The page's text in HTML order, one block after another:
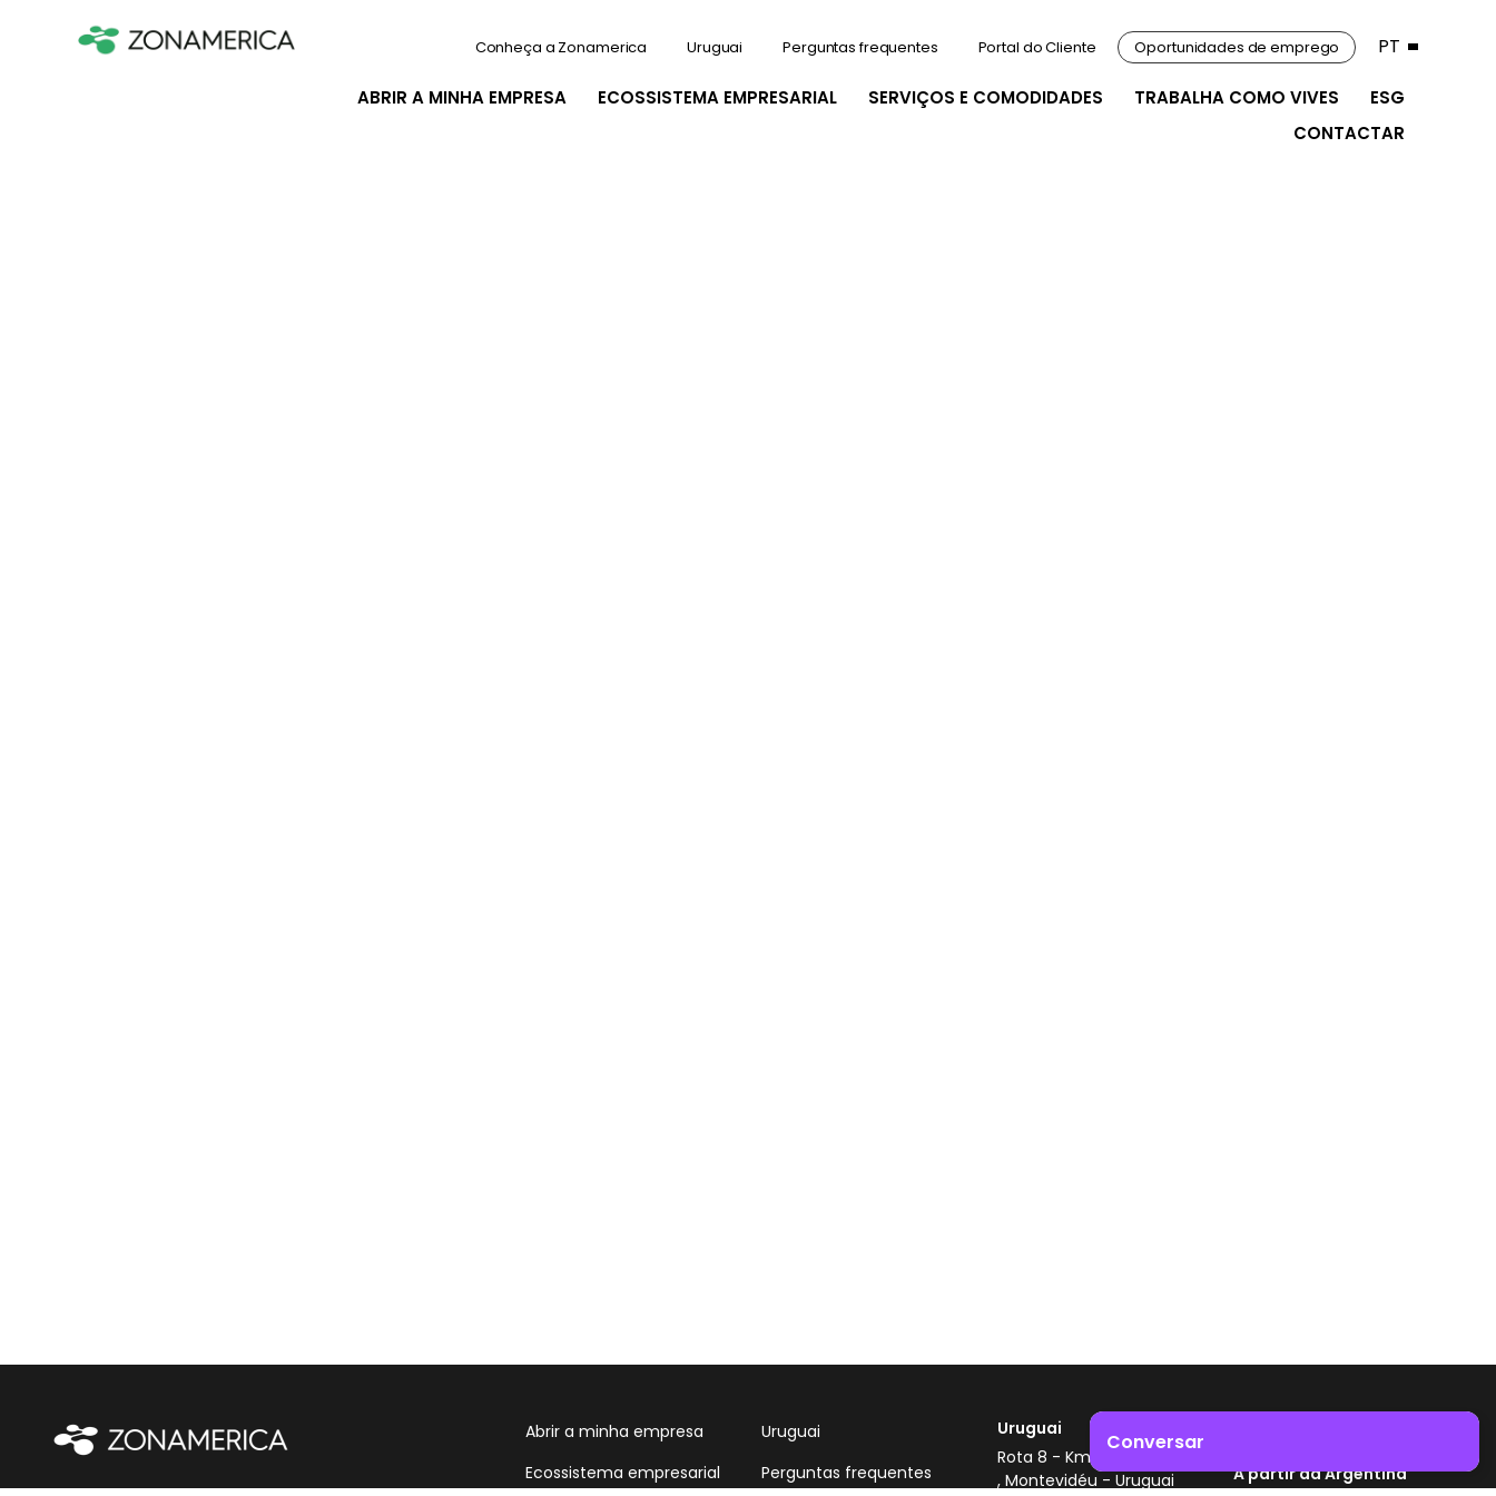
ABRIR A MINHA EMPRESA ECOSSISTEMA EMPRESARIAL SERVIÇOS E COMODIDADES TRABALHA COMO VIVES
ESG
CONTACTAR
Conheça a Zonamerica Uruguai Perguntas frequentes Portal do Cliente Oportunidades de emprego PT
Abrir a minha empresa
Ecossistema empresarial
Uruguai
Perguntas frequentes
Uruguai
Rota 8 - Km 17,500
, Montevidéu - Uruguai
A partir da Argentina
Conversar
Impulsione o crescimento do seu negócio. Entre em